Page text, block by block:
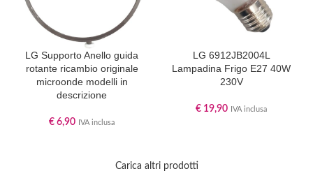
LG Supporto Anello guida
rotante ricambio originale
microonde modelli in
descrizione
€ 6,90 IVA inclusa
LG 6912JB2004L
Lampadina Frigo E27 40W
230V
€ 19,90 IVA inclusa
Carica altri prodotti